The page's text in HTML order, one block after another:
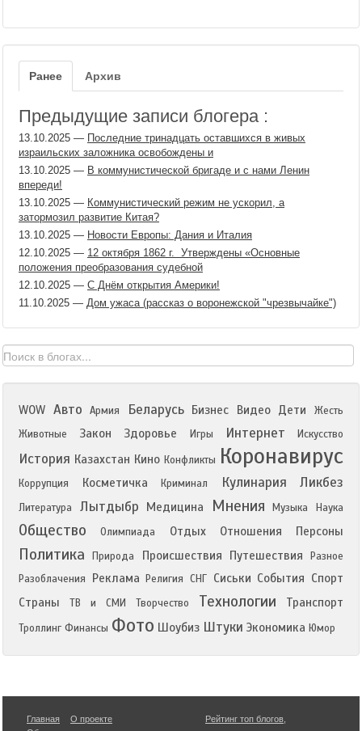
Ранее Архив
Предыдущие записи блогера :
13.10.2025 — Последние тринадцать оставшихся в живых
израильских заложника освобождены и
13.10.2025 — В коммунистической бригаде и с нами Ленин
впереди!
13.10.2025 — Коммунистический режим не ускорил, а
затормозил развитие Китая?
13.10.2025 — Новости Европы: Дания и Италия
12.10.2025 — 12 октября 1862​ г. ​ Утверждены «Основные
положения преобразования судебной
12.10.2025 — С Днём открытия Америки!
11.10.2025 — Дом ужаса (рассказ о воронежской "чрезвычайке")
WOW Авто Армия Беларусь Бизнес Видео Дети
Жесть
Животные
Закон Здоровье Игры Интернет Искусство
История Казахстан Кино Конфликты Коронавирус
Коррупция Косметичка Криминал Кулинария Ликбез
Литература Лытдыбр Медицина Мнения Музыка Наука
Общество Олимпиада Отдых Отношения Персоны
Политика Природа Происшествия Путешествия
Разное
Разоблачения
Реклама Религия СНГ Сиськи События Спорт
Страны
ТВ и СМИ Творчество Технологии Транспорт
Троллинг Финансы Фото Шоубиз Штуки Экономика Юмор
Главная
О проекте
Рейтинг топ блогов